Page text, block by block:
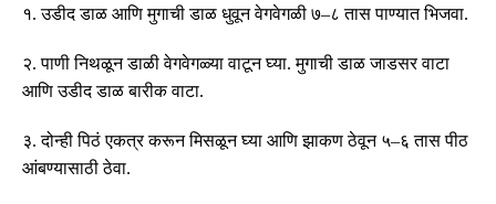
१.उडीद डाळ आणि मुगाची डाळ धुवून वेगवेगळी ७–८ तास पाण्यात भिजवा.
२.पाणी निथळून डाळी वेगवेगळ्या वाटून घ्या.मुगाची डाळ जाडसर वाटा
आणि उडीद डाळ बारीक वाटा.
३.दोन्ही पिठं एकत्र करून मिसळून घ्या आणि झाकण ठेवून ५–६ तास पीठ
आंबण्यासाठी ठेवा.